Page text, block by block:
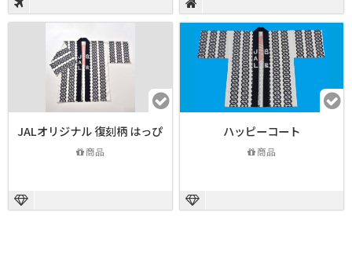
JALオリジナル 復刻柄 はっぴ
商品
ハッピーコート
商品